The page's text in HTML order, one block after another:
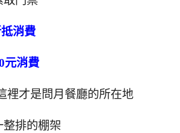
消費
元消費
裡才是問月餐廳的所在地
排的棚架